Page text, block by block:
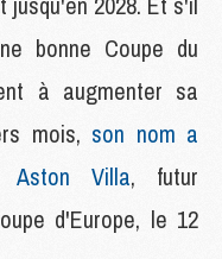
bonne Coupe du
à augmenter sa
mois, son nom a
Aston Villa, futur
d'Europe, le 12